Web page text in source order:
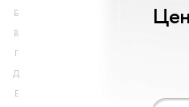
Б
В
Г
Д
Е